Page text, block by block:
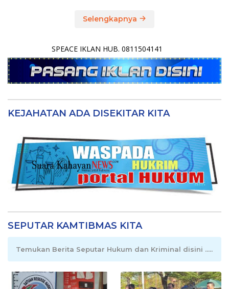
Selengkapnya
SPEACE IKLAN HUB. 0811504141
KEJAHATAN ADA DISEKITAR KITA
SEPUTAR KAMTIBMAS KITA
Temukan Berita Seputar Hukum dan Kriminal disini .....